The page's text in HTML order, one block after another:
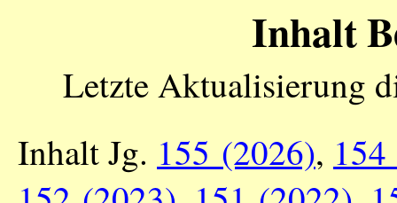
Inhalt
Letzte Aktualisierung
Inhalt Jg. 155 (2026),